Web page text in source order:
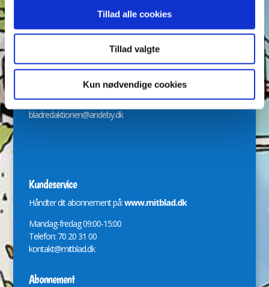
Tillad alle cookies
Tillad valgte
Kun nødvendige cookies
Redaktion
Svend Skytte, Nadja Gadiel Poulsen og Jeanette Jensen
bladredaktionen@andeby.dk
Kundeservice
Håndter dit abonnement på:www.mitblad.dk
Mandag-fredag 09:00-15:00
Telefon: 70 20 31 00
kontakt@mitblad.dk
Abonnement